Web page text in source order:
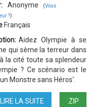
Anonyme (Vous
?)
Français
Aidez Olympie à se
qui sème la terreur dans
la cité toute sa splendeur
? Ce scénario est le
Monstre sans Héros'.
.ZIP
LIRE LA SUITE